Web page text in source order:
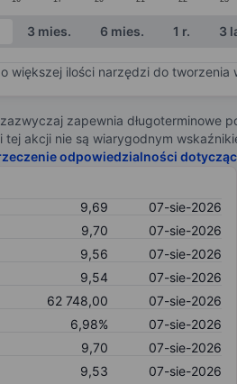
3 mies. 6 mies. 1 r. 3
większej ilości narzędzi do tworzenia
zapewnia długoterminowe
tej akcji nie są wiarygodnym
odpowiedzialności
9,69
07-sie-2026
9,70
07-sie-2026
9,56
07-sie-2026
9,54
07-sie-2026
62 748,00
07-sie-2026
6,98%
07-sie-2026
9,70
07-sie-2026
9,53 07-sie-2026